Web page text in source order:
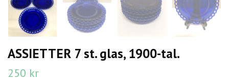
ASSIETTER 7 st. glas, 1900-tal.
250 kr